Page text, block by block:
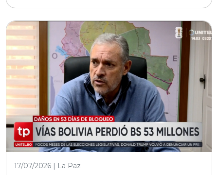
17/07/2026 | La Paz